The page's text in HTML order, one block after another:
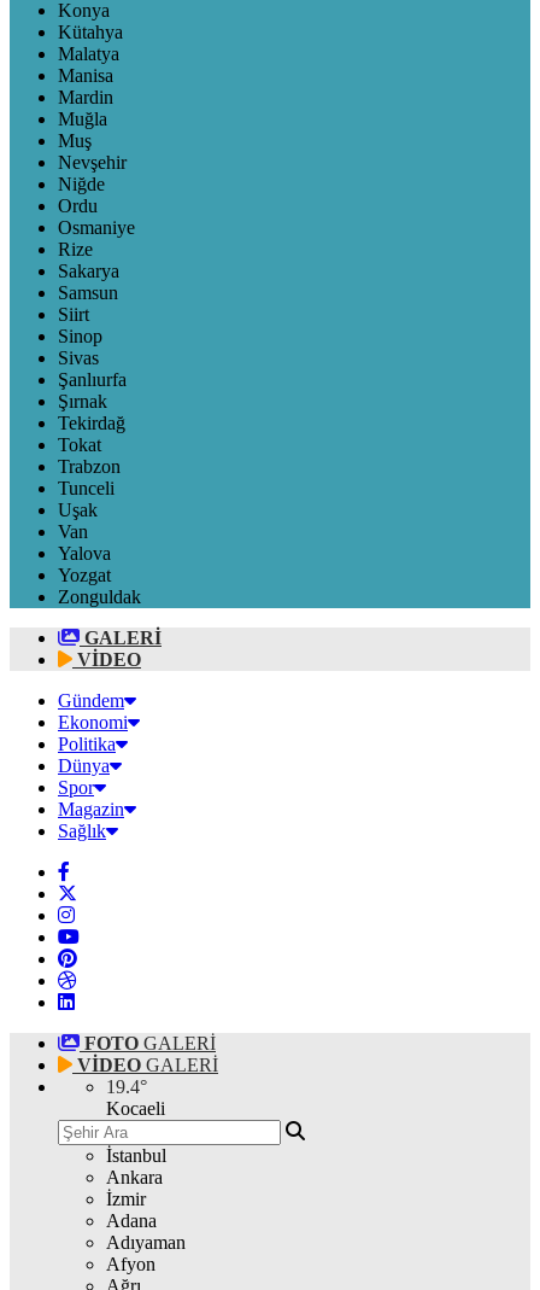
Konya
Kütahya
Malatya
Manisa
Mardin
Muğla
Muş
Nevşehir
Niğde
Ordu
Osmaniye
Rize
Sakarya
Samsun
Siirt
Sinop
Sivas
Şanlıurfa
Şırnak
Tekirdağ
Tokat
Trabzon
Tunceli
Uşak
Van
Yalova
Yozgat
Zonguldak
GALERİ
VİDEO
Gündem
Ekonomi
Politika
Dünya
Spor
Magazin
Sağlık
FOTO GALERİ
VİDEO GALERİ
19.4°
Kocaeli
İstanbul
Ankara
İzmir
Adana
Adıyaman
Afyon
Ağrı